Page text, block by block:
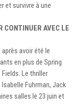
et survivre à une
CONTINUER AVEC LE
avoir été le
en plus de Spring
Le thriller
Fuhrman, Jack
salles le 23 juin et